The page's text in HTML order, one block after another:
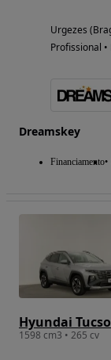
Urgezes
Profissional
Dreamskey
Financiamento
Hyundai
1598 cm3 • 265 cv